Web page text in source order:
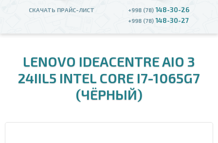
+998 (78) 148-30-26
+998 (78) 148-30-27
СКАЧАТЬ ПРАЙС-ЛИСТ
LENOVO IDEACENTRE AIO 3
24IIL5 INTEL CORE I7-1065G7
(ЧЁРНЫЙ)